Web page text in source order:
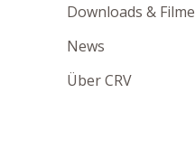
Downloads & Filme
News
Über CRV